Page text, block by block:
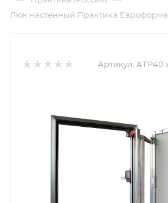
Люк настенный Практика
Артикул: АТP40